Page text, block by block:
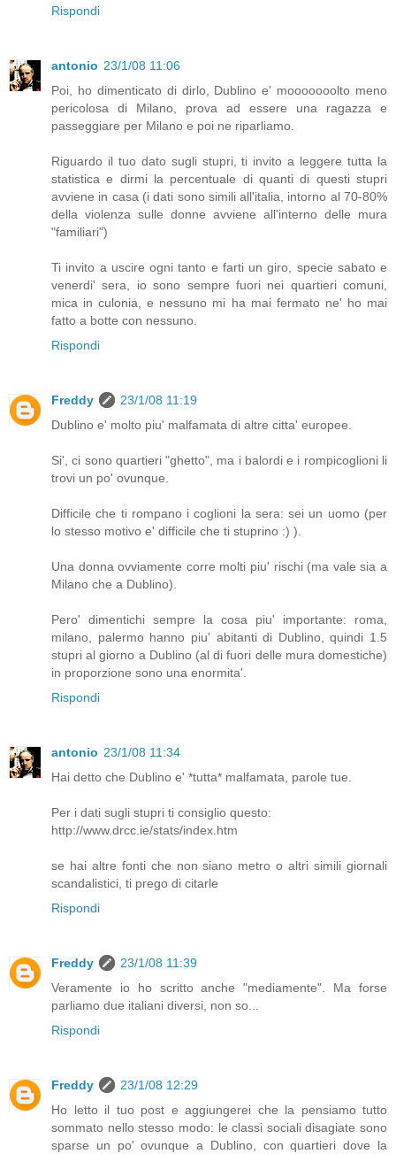
Rispondi
antonio 23/1/08 11:06
Poi, ho dimenticato di dirlo, Dublino e' mooooooolto meno
pericolosa di Milano, prova ad essere una ragazza e
passeggiare per Milano e poi ne riparliamo.
Riguardo il tuo dato sugli stupri, ti invito a leggere tutta la
statistica e dirmi la percentuale di quanti di questi stupri
avviene in casa (i dati sono simili all'italia, intorno al 70-80%
della violenza sulle donne avviene all'interno delle mura
"familiari")
Ti invito a uscire ogni tanto e farti un giro, specie sabato e
venerdi' sera, io sono sempre fuori nei quartieri comuni,
mica in culonia, e nessuno mi ha mai fermato ne' ho mai
fatto a botte con nessuno.
Rispondi
Freddy
23/1/08 11:19
Dublino e' molto piu' malfamata di altre citta' europee.
Si', ci sono quartieri "ghetto", ma i balordi e i rompicoglioni li
trovi un po' ovunque.
Difficile che ti rompano i coglioni la sera: sei un uomo (per
lo stesso motivo e' difficile che ti stuprino :) ).
Una donna ovviamente corre molti piu' rischi (ma vale sia a
Milano che a Dublino).
Pero' dimentichi sempre la cosa piu' importante: roma,
milano, palermo hanno piu' abitanti di Dublino, quindi 1.5
stupri al giorno a Dublino (al di fuori delle mura domestiche)
in proporzione sono una enormita'.
Rispondi
antonio 23/1/08 11:34
Hai detto che Dublino e' *tutta* malfamata, parole tue.
Per i dati sugli stupri ti consiglio questo:
http://www.drcc.ie/stats/index.htm
se hai altre fonti che non siano metro o altri simili giornali
scandalistici, ti prego di citarle
Rispondi
Freddy
23/1/08 11:39
Veramente io ho scritto anche "mediamente". Ma forse
parliamo due italiani diversi, non so...
Rispondi
Freddy
23/1/08 12:29
Ho letto il tuo post e aggiungerei che la pensiamo tutto
sommato nello stesso modo: le classi sociali disagiate sono
sparse un po' ovunque a Dublino, con quartieri dove la